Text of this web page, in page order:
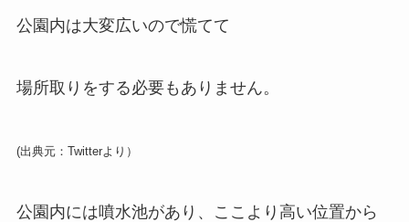
公園内は大変広いので慌てて
場所取りをする必要もありません。
(出典元：Twitterより）
公園内には噴水池があり、ここより高い位置から